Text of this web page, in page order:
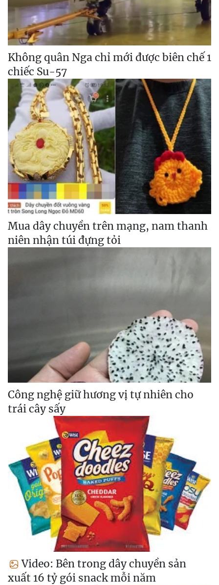
Không quân Nga chỉ mới được biên chế 1
chiếc Su-57
Mua dây chuyền trên mạng, nam thanh
niên nhận túi đựng tỏi
Công nghệ giữ hương vị tự nhiên cho
trái cây sấy
Video: Bên trong dây chuyền sản
xuất 16 tỷ gói snack mỗi năm